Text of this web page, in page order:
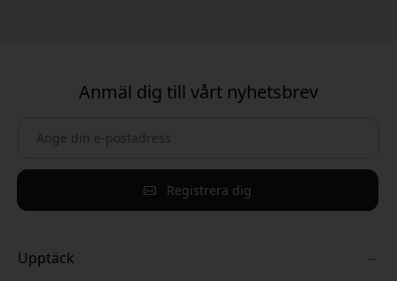
Anmäl dig till vårt nyhetsbrev
Registrera dig
Upptäck